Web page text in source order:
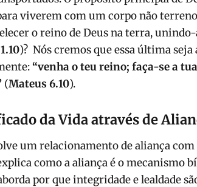
viverem com um corpo não
o reino de Deus na terra,
)? Nós cremos que essa última seja
“venha o teu reino; faça-se a
(Mateus 6.10).
da Vida através de
um relacionamento de aliança com
como a aliança é o mecanismo
por que integridade e lealdade